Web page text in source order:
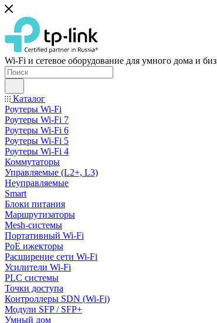
Wi-Fi и сетевое оборудование для умного дома и
Каталог
Роутеры Wi-Fi
Роутеры Wi-Fi 7
Роутеры Wi-Fi 6
Роутеры Wi-Fi 5
Роутеры Wi-Fi 4
Коммутаторы
Управляемые (L2+, L3)
Неуправляемые
Smart
Блоки питания
Маршрутизаторы
Mesh-системы
Портативный Wi-Fi
PoE ижекторы
Расширение сети Wi‑Fi
Усилители Wi-Fi
PLC системы
Точки доступа
Контроллеры SDN (Wi-Fi)
Модули SFP / SFP+
Умный дом